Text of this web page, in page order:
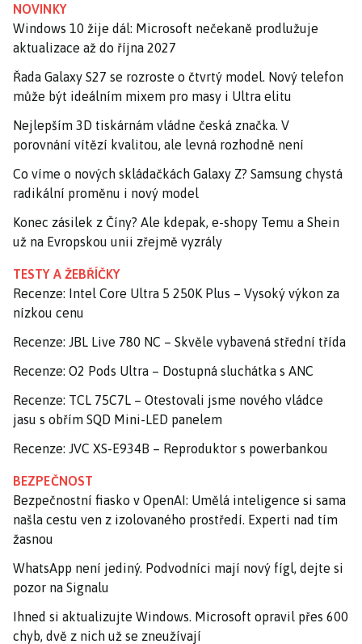
NOVINKY
Windows 10 žije dál: Microsoft nečekaně prodlužuje
aktualizace až do října 2027
Řada Galaxy S27 se rozroste o čtvrtý model. Nový telefon
může být ideálním mixem pro masy i Ultra elitu
Nejlepším 3D tiskárnám vládne česká značka. V
porovnání vítězí kvalitou, ale levná rozhodně není
Co víme o nových skládačkách Galaxy Z? Samsung chystá
radikální proměnu i nový model
Konec zásilek z Číny? Ale kdepak, e-shopy Temu a Shein
už na Evropskou unii zřejmě vyzrály
TESTY A ŽEBŘÍČKY
Recenze: Intel Core Ultra 5 250K Plus – Vysoký výkon za
nízkou cenu
Recenze: JBL Live 780 NC – Skvěle vybavená střední třída
Recenze: O2 Pods Ultra – Dostupná sluchátka s ANC
Recenze: TCL 75C7L – Otestovali jsme nového vládce
jasu s obřím SQD Mini-LED panelem
Recenze: JVC XS-E934B – Reproduktor s powerbankou
BEZPEČNOST
Bezpečnostní fiasko v OpenAI: Umělá inteligence si sama
našla cestu ven z izolovaného prostředí. Experti nad tím
žasnou
WhatsApp není jediný. Podvodníci mají nový fígl, dejte si
pozor na Signalu
Ihned si aktualizujte Windows. Microsoft opravil přes 600
chyb, dvě z nich už se zneužívají